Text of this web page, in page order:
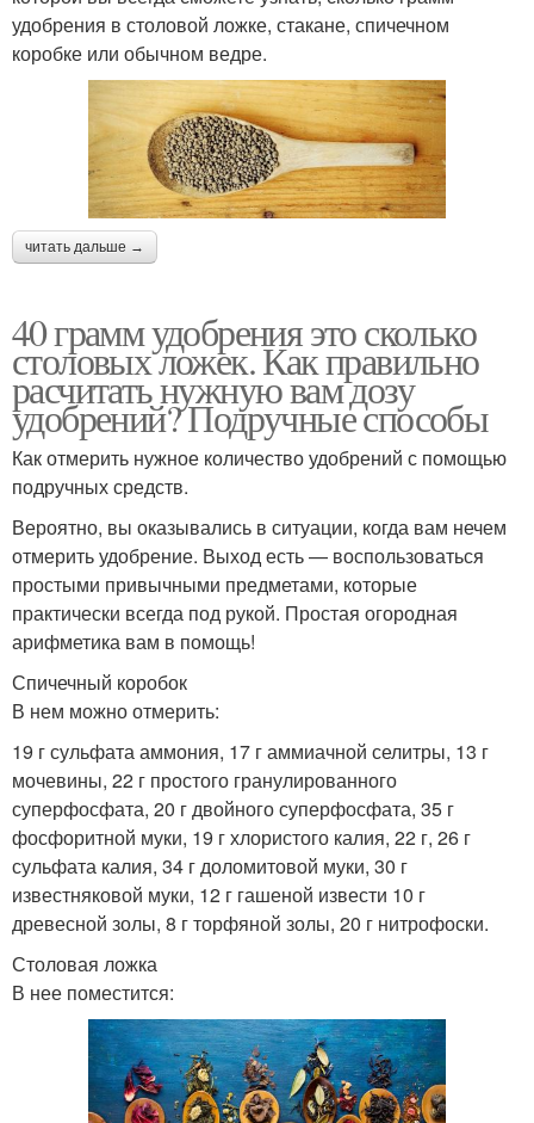
удобрения в столовой ложке, стакане, спичечном
коробке или обычном ведре.
читать дальше →
40 грамм удобрения это сколько
столовых ложек. Как правильно
расчитать нужную вам дозу
удобрений? Подручные способы
Как отмерить нужное количество удобрений с помощью
подручных средств.
Вероятно, вы оказывались в ситуации, когда вам нечем
отмерить удобрение. Выход есть — воспользоваться
простыми привычными предметами, которые
практически всегда под рукой. Простая огородная
арифметика вам в помощь!
Спичечный коробок
В нем можно отмерить:
19 г сульфата аммония, 17 г аммиачной селитры, 13 г
мочевины, 22 г простого гранулированного
суперфосфата, 20 г двойного суперфосфата, 35 г
фосфоритной муки, 19 г хлористого калия, 22 г, 26 г
сульфата калия, 34 г доломитовой муки, 30 г
известняковой муки, 12 г гашеной извести 10 г
древесной золы, 8 г торфяной золы, 20 г нитрофоски.
Столовая ложка
В нее поместится: